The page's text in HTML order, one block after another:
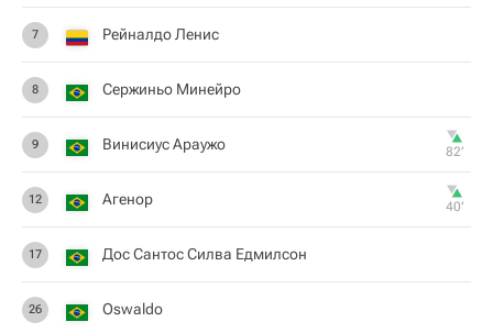
7 Рейналдо Ленис
8 Сержиньо Минейро
9 Винисиус Араужо 82‎’‎
12 Агенор 40‎’‎
17 Дос Сантос Силва Едмилсон
26 Oswaldo